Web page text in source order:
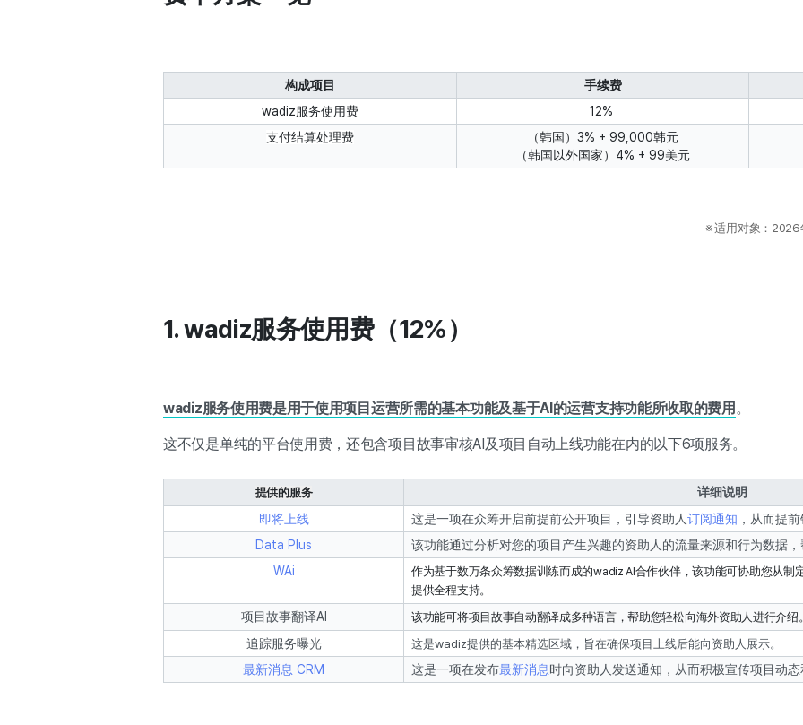
构成项目 手续费
wadiz服务使用费
12%
支付结算处理费
（韩国）3% + 99,000韩元
（韩国以外国家）4% + 99美元
※ 所有费用
※ 适用对象：2026
1. wadiz服务使用费（12%）
wadiz服务使用费是用于使用项目运营所需的基本功能及基于AI的运营支持功能所收取的费用 。
这不仅是单纯的平台使用费，还包含项目故事审核AI及项目自动上线功能在内的以下6项服务。
提供的服务
详细说明
即将上线
这是一项在众筹开启前提前公开项目，引导资助人订阅通知 ，从而提
Data Plus
该功能通过分析对您的项目产生兴趣的资助人的流量来源和行为数据，
WAi
作为基于数万条众筹数据训练而成的wadiz AI合作伙伴，该功能可协助您从制
提供全程支持。
项目故事翻译AI 该功能可将项目故事自动翻译成多种语言，帮助您轻松向海外资助人进行介绍。
追踪服务曝光
这是wadiz提供的基本精选区域，旨在确保项目上线后能向资助人展示。
最新消息 CRM
这是一项在发布最新消息时向资助人发送通知，从而积极宣传项目动态